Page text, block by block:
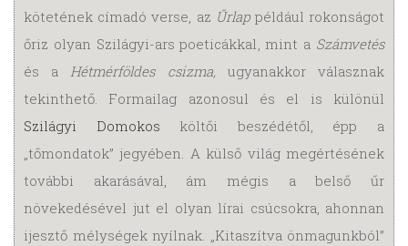
kötetének címadó verse, az Űrlappéldául rokonságot
őriz olyan Szilágyi-ars poeticákkal, mint a Számvetés
és aHétmérföldes csizma, ugyanakkor válasznak
tekinthető. Formailag azonosul és el is különül
Szilágyi Domokos költői beszédétől, épp a
„tőmondatok” jegyében. A külső világ meg­ér­té­sének
további akarásával, ám mégis a belső űr
növekedésével jut el olyan lírai csúcsokra, ahonnan
ijesztő mélységek nyílnak. „Kitaszítva önmagunkból”